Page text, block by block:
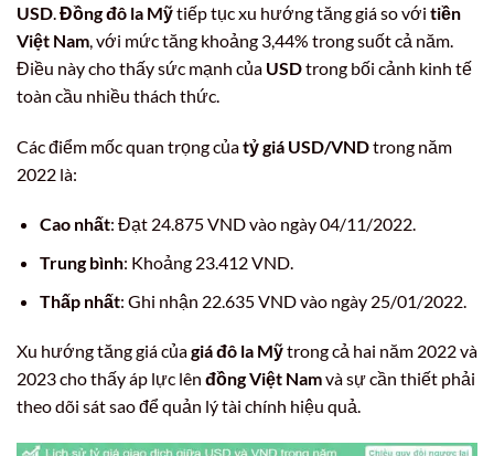
USD.Đồng đô la Mỹtiếp tục xu hướng tăng giá so với tiền
Việt Nam, với mức tăng khoảng 3,44% trong suốt cả năm.
Điều này cho thấy sức mạnh của USDtrong bối cảnh kinh tế
toàn cầu nhiều thách thức.
Các điểm mốc quan trọng củatỷ giá USD/VNDtrong năm
2022 là:
Cao nhất: Đạt 24.875 VND vào ngày 04/11/2022.
Trung bình: Khoảng 23.412 VND.
Thấp nhất: Ghi nhận 22.635 VND vào ngày 25/01/2022.
Xu hướng tăng giá củagiá đô la Mỹtrong cả hai năm 2022 và
2023 cho thấy áp lực lên đồng Việt Namvà sự cần thiết phải
theo dõi sát sao để quản lý tài chính hiệu quả.